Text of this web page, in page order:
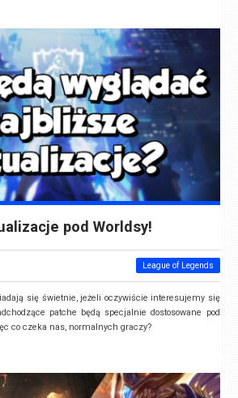
pod Worldsy!
League of Legends
się świetnie, jeżeli oczywiście interesujemy się
patche będą specjalnie dostosowane pod
co czeka nas, normalnych graczy?